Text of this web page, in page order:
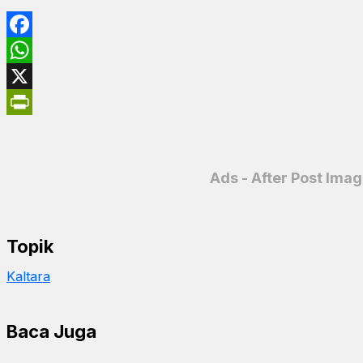
Facebook
WhatsApp
X
Ads - After Post
Topik
Kaltara
Baca Juga